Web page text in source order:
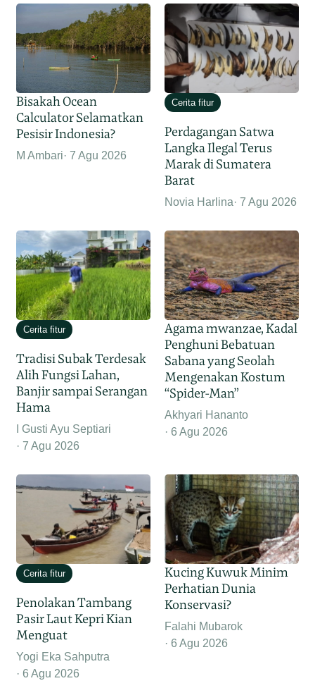
Bisakah Ocean
Calculator Selamatkan
Pesisir Indonesia?
M Ambari 7 Agu 2026
Cerita fitur
Perdagangan Satwa
Langka Ilegal Terus
Marak di Sumatera
Barat
Novia Harlina 7 Agu 2026
Cerita fitur
Tradisi Subak Terdesak
Alih Fungsi Lahan,
Banjir sampai Serangan
Hama
I Gusti Ayu Septiari
7 Agu 2026
Agama mwanzae, Kadal
Penghuni Bebatuan
Sabana yang Seolah
Mengenakan Kostum
“Spider-Man”
Akhyari Hananto
6 Agu 2026
Cerita fitur
Penolakan Tambang
Pasir Laut Kepri Kian
Menguat
Yogi Eka Sahputra
6 Agu 2026
Kucing Kuwuk Minim
Perhatian Dunia
Konservasi?
Falahi Mubarok
6 Agu 2026